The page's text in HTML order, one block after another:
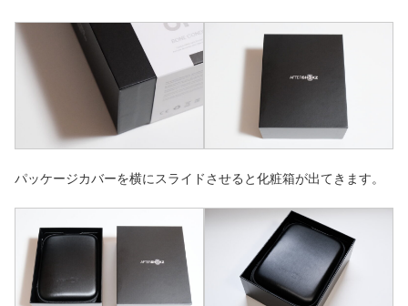
パッケージカバーを横にスライドさせると化粧箱が出てきます。